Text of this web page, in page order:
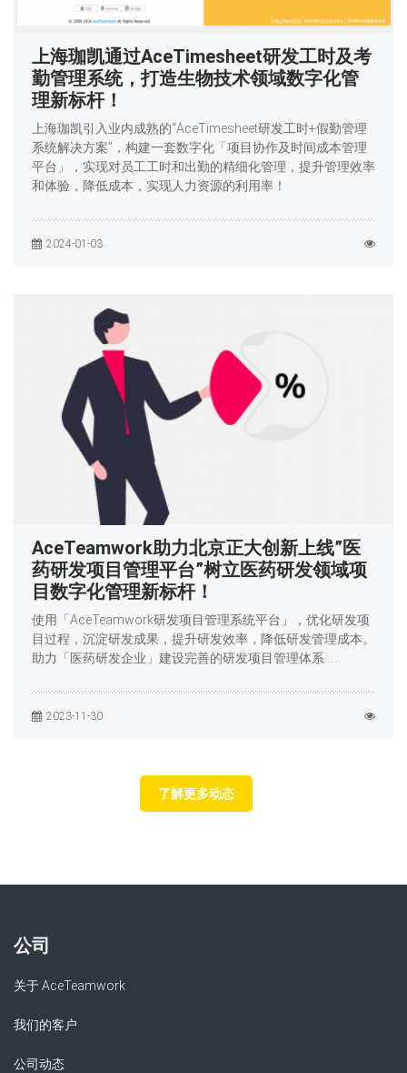
上海珈凯通过AceTimesheet研发工时及考
勤管理系统，打造生物技术领域数字化管
理新标杆！
上海珈凯引入业内成熟的“AceTimesheet研发工时+假勤管理
系统解决方案”，构建一套数字化「项目协作及时间成本管理
平台」，实现对员工工时和出勤的精细化管理，提升管理效率
和体验，降低成本，实现人力资源的利用率！
2024-01-03
AceTeamwork助力北京正大创新上线”医
药研发项目管理平台”树立医药研发领域项
目数字化管理新标杆！
使用「AceTeamwork研发项目管理系统平台」，优化研发项
目过程，沉淀研发成果，提升研发效率，降低研发管理成本。
助力「医药研发企业」建设完善的研发项目管理体系……
2023-11-30
了解更多动态
公司
关于 AceTeamwork
我们的客户
公司动态